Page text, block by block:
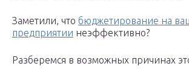
Заметили, что бюджетирование на
предприятии неэффективно?
Разберемся в возможных причинах